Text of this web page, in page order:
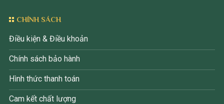
CHÍNH SÁCH
Điều kiện & Điều khoản
Chính sách bảo hành
Hình thức thanh toán
Cam kết chất lượng